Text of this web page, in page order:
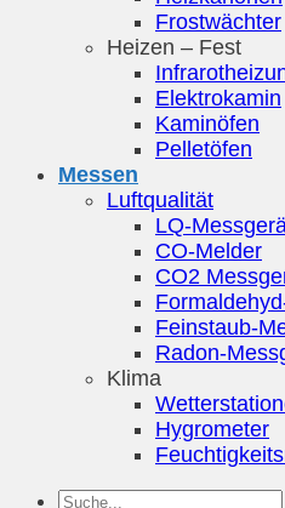
Frostwächter
Heizen – Fest
Elektrokamin
Kaminöfen
Pelletöfen
Messen
Luftqualität
LQ-
CO-Melder
CO2
Feinstaub-
Radon-
Klima
Hygrometer